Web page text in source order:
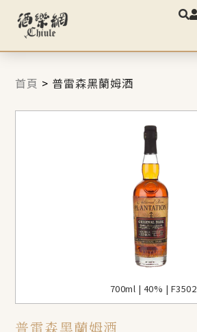
首頁 > 普雷森黑蘭姆酒
700ml | 40% | F3502
普雷森黑蘭姆酒